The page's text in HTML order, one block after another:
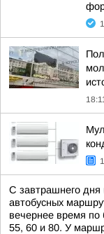
С завтрашнего дня
автобусных
вечернее время
55, 60 и 80. У